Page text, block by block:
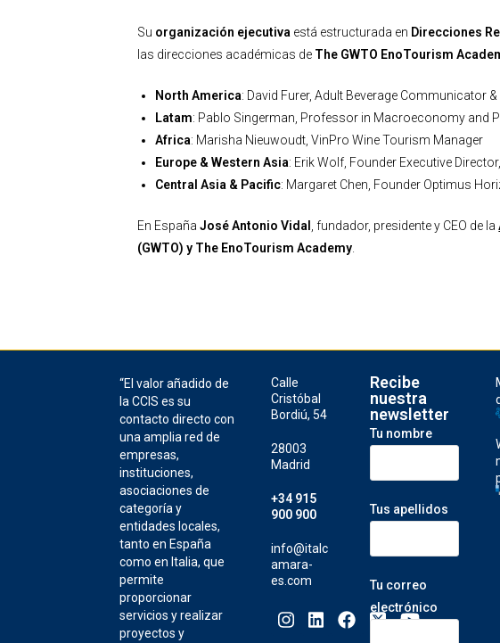
Su organización ejecutiva está estructurada en Direcciones
las direcciones académicas de The GWTO EnoTourism
North America: David Furer, Adult Beverage Communicator
Latam: Pablo Singerman, Professor in Macroeconomy and
Africa: Marisha Nieuwoudt, VinPro Wine Tourism Manager
Europe & Western Asia: Erik Wolf, Founder Executive
Central Asia & Pacific: Margaret Chen, Founder Optimus
En EspañaJosé Antonio Vidal , fundador, presidente y CEO de la
(GWTO) y The EnoTourism Academy.
“El valor añadido de
la CCIS es su
contacto directo con
una amplia red de
empresas,
instituciones,
asociaciones de
categoría y
entidades locales,
tanto en España
como en Italia, que
permite
proporcionar
servicios y realizar
proyectos y
Calle
Cristóbal
Bordiú, 54
28003
Madrid
+34 915
900 900
info@italc
amara-
es.com
Recibe
nuestra
newsletter
Tu nombre
Tus apellidos
Tu correo
electrónico